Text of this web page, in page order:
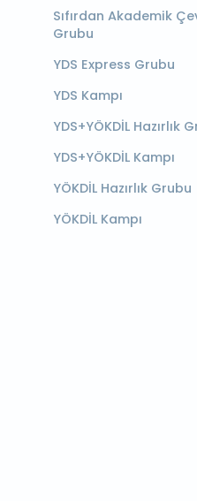
Sıfırdan Akademik
Grubu
YDS Express Grubu
YDS Kampı
YDS+YÖKDİL Hazırlık
YDS+YÖKDİL Kampı
YÖKDİL Hazırlık Grubu
YÖKDİL Kampı